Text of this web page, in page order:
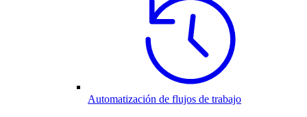
Automatización de flujos de trabajo